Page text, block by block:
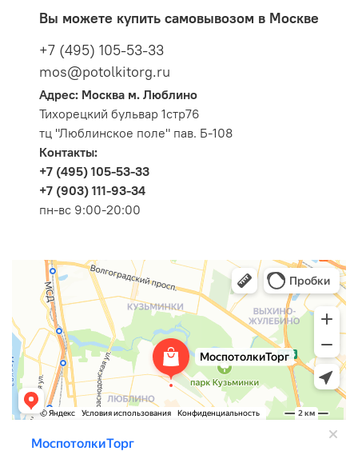
Вы можете купить самовывозом в Москве
+7 (495) 105-53-33
mos@potolkitorg.ru
Адрес: Москва м. Люблино
Тихорецкий бульвар 1стр76
тц "Люблинское поле" пав. Б-108
Контакты:
+7 (495) 105-53-33
+7 (903) 111-93-34
пн-вс 9:00-20:00